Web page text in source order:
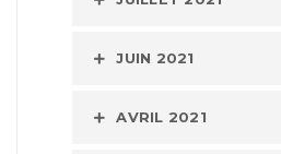
JUIN 2021
AVRIL 2021